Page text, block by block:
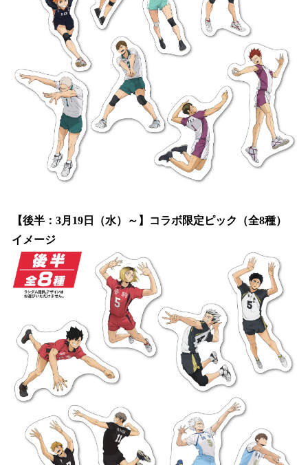
【後半：3月19日（水）～】コラボ限定ピック（全8種）
イメージ